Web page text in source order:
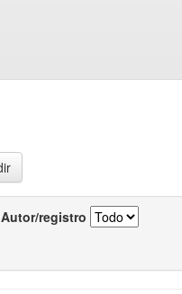
Autor/registro